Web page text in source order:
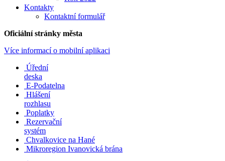
Kontakty
Kontaktní formulář
Oficiální stránky města
Více informací o mobilní aplikaci
Úřední
deska
E-Podatelna
Hlášení
rozhlasu
Poplatky
Rezervační
systém
Chvalkovice na Hané
Mikroregion Ivanovická brána